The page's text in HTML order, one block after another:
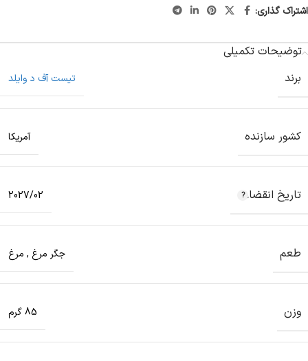
اشتراک گذاری:
توضیحات تکمیلی
برند
تیست آف د وایلد
کشور سازنده آمریکا
تاریخ انقضاء 2027/02
طعم جگر مرغ , مرغ
وزن 85 گرم